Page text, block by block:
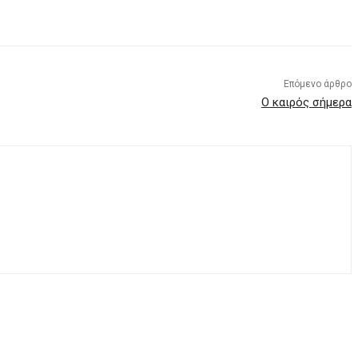
Επόμενο άρθρο
Ο καιρός σήμερα